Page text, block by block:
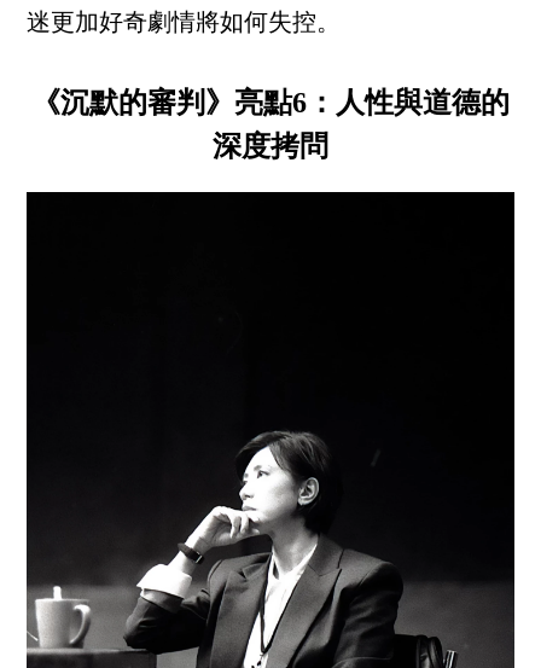
迷更加好奇劇情將如何失控。
《沉默的審判》亮點6：人性與道德的
深度拷問